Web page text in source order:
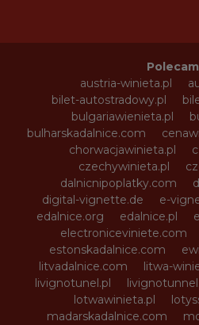
austria-winieta.pl
bilet-autostradowy.pl
bulgariawienieta.pl
bulharskadalnice.com
chorwacjawinieta.pl
czechywinieta.pl
dalnicnipoplatky.com
digital-vignette.de
e-
edalnice.org
edalnice.pl
electroniceviniete.com
estonskadalnice.com
litvadalnice.com
litwa-
livignotunel.pl
lotwawinieta.pl
madarskadalnice.com